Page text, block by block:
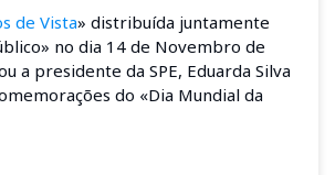
de Vista» distribuída juntamente
no dia 14 de Novembro de
a presidente da SPE, Eduarda Silva
do «Dia Mundial da